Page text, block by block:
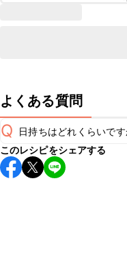
よくある質問
Q 日持ちはどれくらいです
保存期間は冷蔵で翌日
し上がりください。
このレシピをシェアする